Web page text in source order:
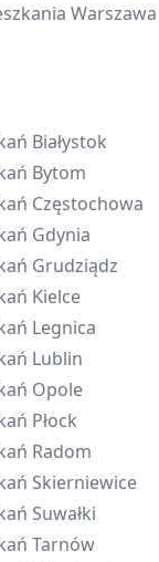
Warszawa
Białystok
Bytom
Częstochowa
Gdynia
Grudziądz
Kielce
Legnica
Lublin
Opole
Płock
Radom
Skierniewice
Suwałki
Tarnów